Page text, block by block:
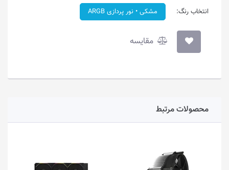
انتخاب رنگ: مشکی • نور پردازی ARGB
مقایسه
محصولات مرتبط